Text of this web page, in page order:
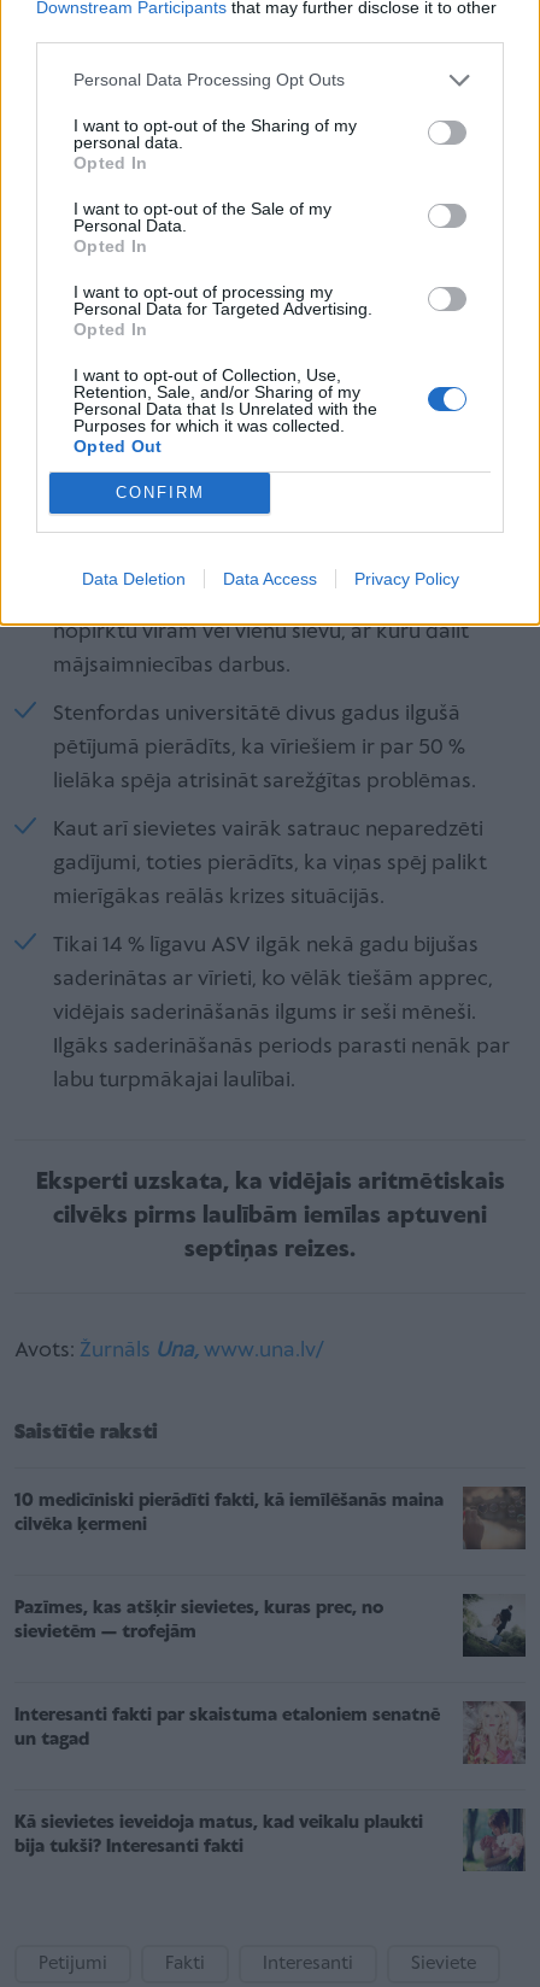
Downstream Participants that may further disclose it to other
Personal Data Processing Opt Outs
I want to opt-out of the Sharing of my
personal data.
Opted In
I want to opt-out of the Sale of my
Personal Data.
Opted In
I want to opt-out of processing my
Personal Data for Targeted Advertising.
Opted In
I want to opt-out of Collection, Use,
Retention, Sale, and/or Sharing of my
Personal Data that Is Unrelated with the
Purposes for which it was collected.
Opted Out
CONFIRM
Data Deletion Data Access Privacy Policy
Divi cilvēki no pieciem apprec savu pirmo
mīlestību. Tikai 4 % vīriešu lūdz līgavas roku
vecākiem. Viens no pieciem vīriešiem lūdz savas
iecerētās roku, nometies uz ceļiem. 6 % vīriešu
cik sieviešu piekrīt šādam bildinājumam.
sasist vairāk nekā trīs šķīvjus dienā. Nekas nav
teikts par to, vai nesasistie šķīvji sasummējas un
jūs varat sasist 21 šķīvi svētdienā, ja visu
iepriekšējo nedēļu esat iztikusi bez trauku
dauzīšanas.
Senajā Romā sievietes gāja ēzeļmātes piena
vannā, kurā izšķīdināti iesmaržināti gulbja tauki.
Zulu cilts sievietes galvenās rūpes pēc iziešanas
nopirktu vīram vēl vienu sievu, ar kuru dalīt
mājsaimniecības darbus.
Stenfordas universitātē divus gadus ilgušā
pētījumā pierādīts, ka vīriešiem ir par 50 %
lielāka spēja atrisināt sarežģītas problēmas.
Kaut arī sievietes vairāk satrauc neparedzēti
gadījumi, toties pierādīts, ka viņas spēj palikt
mierīgākas reālās krizes situācijās.
Tikai 14 % līgavu ASV ilgāk nekā gadu bijušas
saderinātas ar vīrieti, ko vēlāk tiešām apprec,
vidējais saderināšanās ilgums ir seši mēneši.
Ilgāks saderināšanās periods parasti nenāk par
labu turpmākajai laulībai.
Eksperti uzskata, ka vidējais aritmētiskais
cilvēks pirms laulībām iemīlas aptuveni
septiņas reizes.
Avots: Žurnāls Una, www.una.lv/
Saistītie raksti
10 medicīniski pierādīti fakti, kā iemīlēšanās maina
cilvēka ķermeni
Pazīmes, kas atšķir sievietes, kuras prec, no
sievietēm — trofejām
Interesanti fakti par skaistuma etaloniem senatnē
un tagad
Kā sievietes ieveidoja matus, kad veikalu plaukti
bija tukši? Interesanti fakti
Petijumi Fakti Interesanti Sieviete